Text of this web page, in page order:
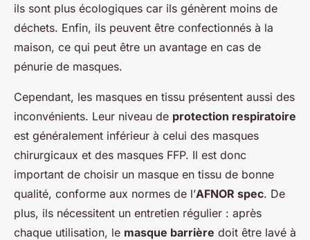
ils sont plus écologiques car ils génèrent moins de
déchets. Enfin, ils peuvent être confectionnés à la
maison, ce qui peut être un avantage en cas de
pénurie de masques.
Cependant, les masques en tissu présentent aussi des
inconvénients. Leur niveau de protection respiratoire
est généralement inférieur à celui des masques
chirurgicaux et des masques FFP. Il est donc
important de choisir un masque en tissu de bonne
qualité, conforme aux normes de l’AFNOR spec. De
plus, ils nécessitent un entretien régulier : après
chaque utilisation, le masque barrière doit être lavé à